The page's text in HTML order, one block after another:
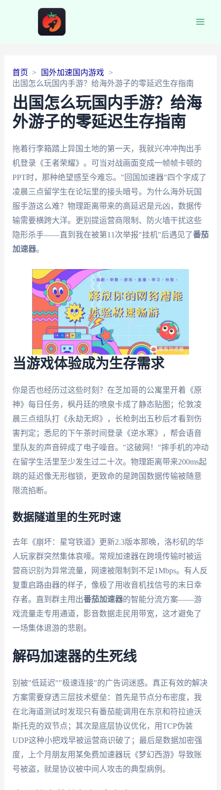
首页
国外加速国内游戏
出国怎么玩国内手游？给海外游子的零延迟生存指南
出国怎么玩国内手游？给海
外游子的零延迟生存指南
拖着行李箱踏上异国土地的第一天，我就兴冲冲掏出手
机登录《王者荣耀》。可当对战画面变成一帧帧卡顿的
PPT时，那种绝望感至今难忘。"回国加速器"四个字成了
凌晨三点留学生在论坛里的接头暗号。为什么海外玩国
服手游这么难？物理距离带来的高延迟是元凶，数据传
输需要横跨大洋。更别提运营商限制、防火墙干扰这些
隐形杀手——直到我在被第11次举报"挂机"后遇见了番茄
加速器。
当游戏体验成为生存需求
你是否也经历过这些时刻？在芝加哥的公寓里开着《原
神》每日任务，枫丹廷的喷泉卡成了静态贴图；伦敦凌
晨三点组队打《永劫无烬》，长枪刺出五秒后才看到伤
害判定；悉尼的下午茶时间登录《逆水寒》，帮会语音
里队友的声音碎成了电子噪音。"这破网！"摔手机的冲动
在留学生活里至少发生过二十次。物理距离带来200ms起
跳的延迟像无形枷锁，更致命的是跨国数据传输被随意
限流掐断。
数据隧道里的生死时速
去年《崩坏：星穹铁道》更新2.3版本那晚，洛杉矶的华
人玩家群突然集体哀嚎。常规加速器在跨境传输时被运
营商识别为异常流量，网速被限制到不足1Mbps。有人反
复重启路由器的样子，像极了用收音机找信号的末日幸
存者。直到群主甩出番茄加速器的智能分流方案——游
戏流量走专用通道，影音数据走民用带宽，这才避免了
一场集体退游的悲剧。
解码加速器的生死线
别被"低延迟""极速连接"的广告词迷惑。真正有效的解决
方案需要穿透三层技术壁垒：首先是节点分布密度，我
在北海道测试时发现只有番茄能调用在东京和符拉迪沃
斯托克的双节点；其次是底层协议优化，用TCP伪装
UDP这种小把戏早被运营商识破了；最后是数据加密强
度，上个月朋友用某免费加速器玩《梦幻西游》导致账
号被盗，就是协议被中间人攻击的典型病例。